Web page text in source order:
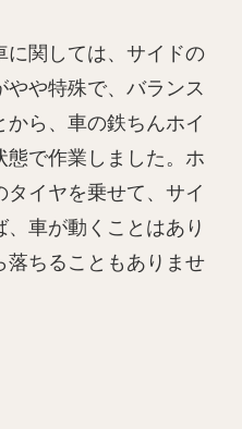
に関しては、サイドの
や特殊で、バランス
ら、車の鉄ちんホイ
態で作業しました。ホ
イヤを乗せて、サイ
、車が動くことはあり
落ちることもありませ